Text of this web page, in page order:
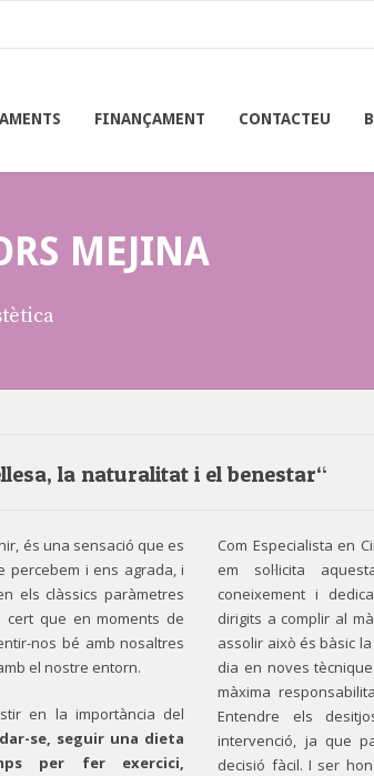
FINANÇAMENT CONTACTEU
MEJINA
la naturalitat i el benestar“
és una sensació que es
percebem i ens agrada, i
els clàssics paràmetres
cert que en moments de
nos bé amb nosaltres
el nostre entorn.
en la importància del
se, seguir una dieta
per fer exercici,
Com Especialista en
em sol·licita
coneixement i
dirigits a complir al
assolir això és bàsic
dia en noves
màxima
Entendre els
intervenció, ja que
decisió fàcil. I ser